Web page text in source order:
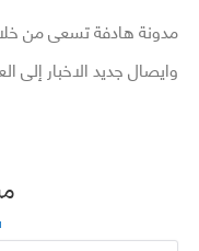
مدونة هادفة تسعى من
وايصال جديد الاخبار إلى